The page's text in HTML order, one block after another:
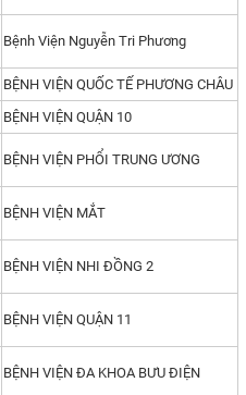
Bệnh Viện Nguyễn Tri Phương
BỆNH VIỆN QUỐC TẾ PHƯƠNG CHÂU
BỆNH VIỆN QUẬN 10
BỆNH VIỆN PHỔI TRUNG ƯƠNG
BỆNH VIỆN MẮT
BỆNH VIỆN NHI ĐỒNG 2
BỆNH VIỆN QUẬN 11
BỆNH VIỆN ĐA KHOA BƯU ĐIỆN